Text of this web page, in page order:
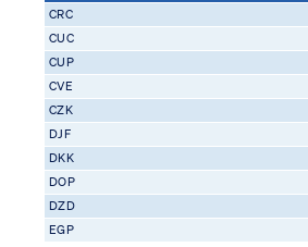
CRC
CUC
CUP
CVE
CZK
DJF
DKK
DOP
DZD
EGP